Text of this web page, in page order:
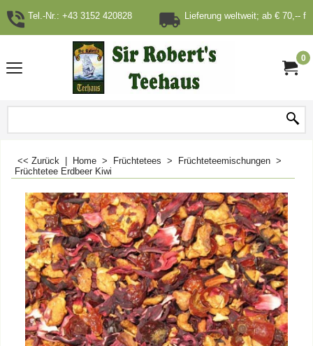
Tel.-Nr.: +43 3152 420828 Lieferung weltweit; ab € 70,--
0
<< Zurück Home > Früchtetees > Früchteteemischungen >
Früchtetee Erdbeer Kiwi